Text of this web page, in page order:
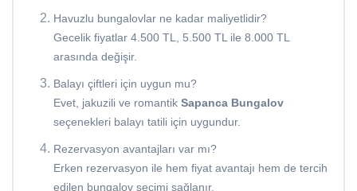
Havuzlu bungalovlar ne kadar maliyetlidir?
Gecelik fiyatlar 4.500 TL, 5.500 TL ile 8.000 TL
arasında değişir.
Balayı çiftleri için uygun mu?
Evet, jakuzili ve romantik Sapanca Bungalov
seçenekleri balayı tatili için uygundur.
Rezervasyon avantajları var mı?
Erken rezervasyon ile hem fiyat avantajı hem de tercih
edilen bungalov seçimi sağlanır.